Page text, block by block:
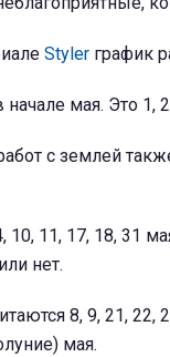
Styler график
начале мая. Это 1,
с землей
10, 11, 17, 18, 31
нет.
8, 9, 21,
мая.